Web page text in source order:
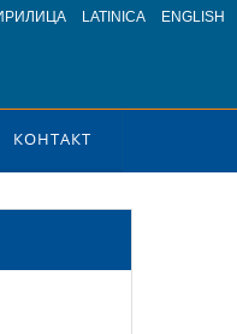
LATINICA ENGLISH
КОНТАКТ